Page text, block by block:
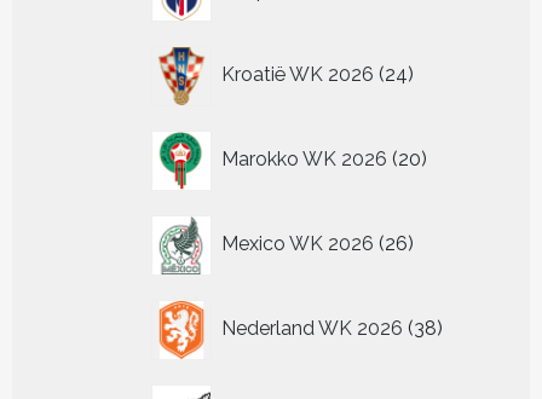
Kroatië WK 2026 24
producten
Marokko WK 2026 20
producten
Mexico WK 2026 26
producten
Nederland WK 2026 38
producten